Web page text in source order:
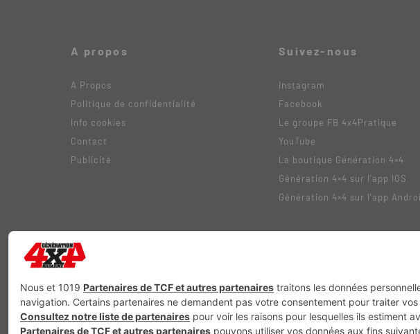
A propos
A Propos
Politique de confidentialité
Info cookies
Contact
Publicité
Suivez-nous
Instagram
Facebook
Le groupe FB 4x4Pratique
YouTube
La boutique Génération 4×4
Génération 4×4 sur l’app IOS
Génération 4×4 sur l’app
Génération Electrique Génération Sans Permis VTTAE.fr FullAttack MX2K Enduro Mag